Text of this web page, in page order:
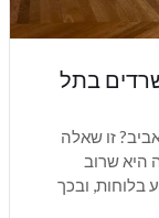
בתל
זו שאלה
היא שרוב
בלוחות, ובכך